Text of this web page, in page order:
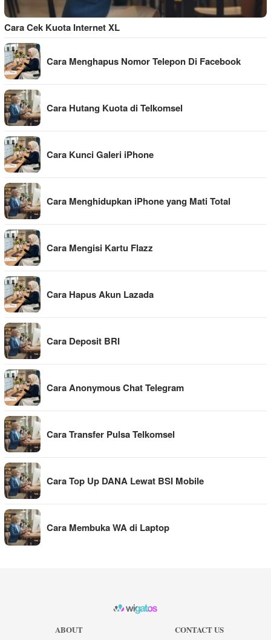
Cara Cek Kuota Internet XL
Cara Menghapus Nomor Telepon Di Facebook
Cara Hutang Kuota di Telkomsel
Cara Kunci Galeri iPhone
Cara Menghidupkan iPhone yang Mati Total
Cara Mengisi Kartu Flazz
Cara Hapus Akun Lazada
Cara Deposit BRI
Cara Anonymous Chat Telegram
Cara Transfer Pulsa Telkomsel
Cara Top Up DANA Lewat BSI Mobile
Cara Membuka WA di Laptop
ABOUT CONTACT US